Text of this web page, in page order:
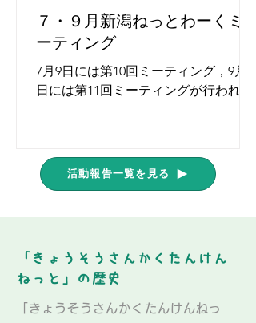
７・９月新潟ねっとわーくミ
ーティング
7月9日には第10回ミーティング，9月4
日には第11回ミーティングが行われま
んな経験をして成長できた。」と，自
分の取り組んできたことや思っている
活動報告一覧を見る
「きょうそうさんかくたんけん
ねっと」の歴史
「きょうそうさんかくたんけんねっ